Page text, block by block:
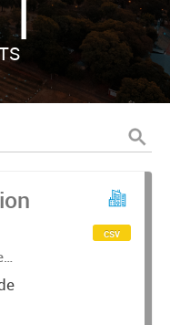
csv